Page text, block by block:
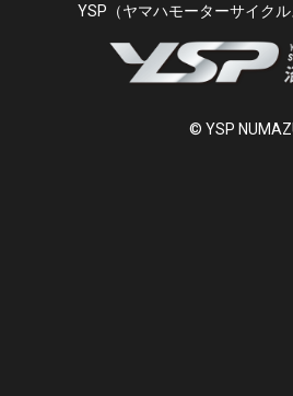
YSP（ヤマハモーターサイクル
© YSP